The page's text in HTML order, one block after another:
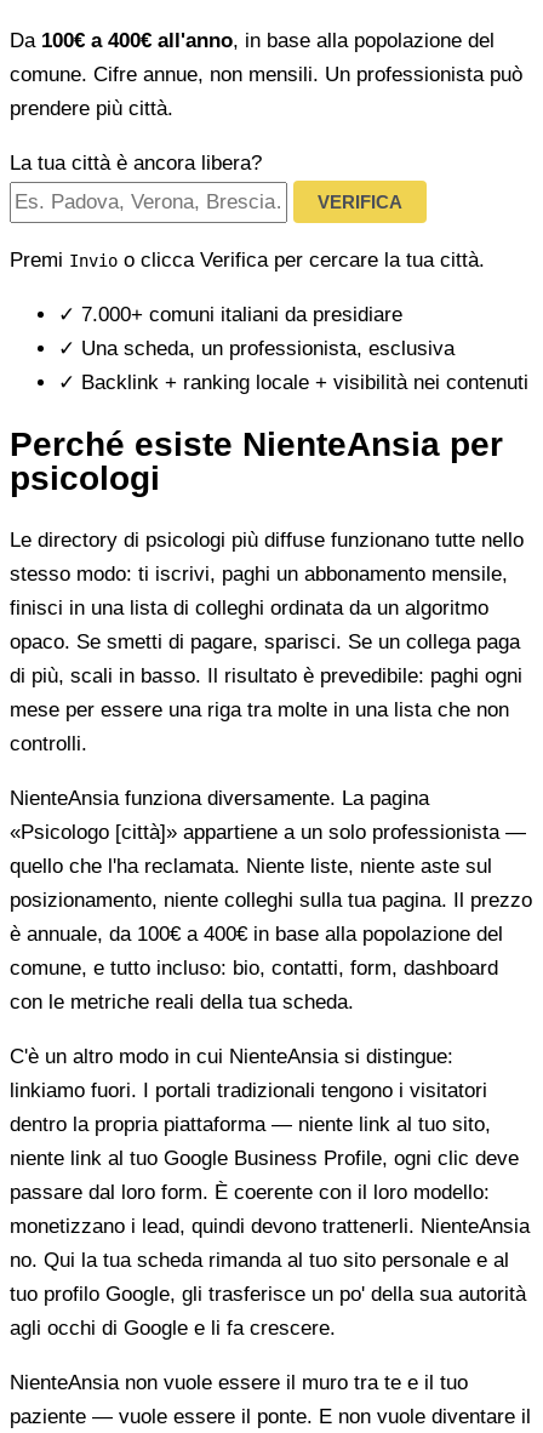
Da 100€ a 400€ all'anno, in base alla popolazione del
comune. Cifre annue, non mensili. Un professionista può
prendere più città.
La tua città è ancora libera?
VERIFICA
Premi Invio o clicca Verifica per cercare la tua città.
✓ 7.000+ comuni italiani da presidiare
✓ Una scheda, un professionista, esclusiva
✓ Backlink + ranking locale + visibilità nei contenuti
Perché esiste NienteAnsia per
psicologi
Le directory di psicologi più diffuse funzionano tutte nello
stesso modo: ti iscrivi, paghi un abbonamento mensile,
finisci in una lista di colleghi ordinata da un algoritmo
opaco. Se smetti di pagare, sparisci. Se un collega paga
di più, scali in basso. Il risultato è prevedibile: paghi ogni
mese per essere una riga tra molte in una lista che non
controlli.
NienteAnsia funziona diversamente. La pagina
«Psicologo [città]» appartiene a un solo professionista —
quello che l'ha reclamata. Niente liste, niente aste sul
posizionamento, niente colleghi sulla tua pagina. Il prezzo
è annuale, da 100€ a 400€ in base alla popolazione del
comune, e tutto incluso: bio, contatti, form, dashboard
con le metriche reali della tua scheda.
C'è un altro modo in cui NienteAnsia si distingue:
linkiamo fuori. I portali tradizionali tengono i visitatori
dentro la propria piattaforma — niente link al tuo sito,
niente link al tuo Google Business Profile, ogni clic deve
passare dal loro form. È coerente con il loro modello:
monetizzano i lead, quindi devono trattenerli. NienteAnsia
no. Qui la tua scheda rimanda al tuo sito personale e al
tuo profilo Google, gli trasferisce un po' della sua autorità
agli occhi di Google e li fa crescere.
NienteAnsia non vuole essere il muro tra te e il tuo
paziente — vuole essere il ponte. E non vuole diventare il